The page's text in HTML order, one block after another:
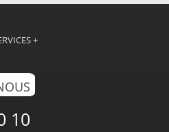
+
10